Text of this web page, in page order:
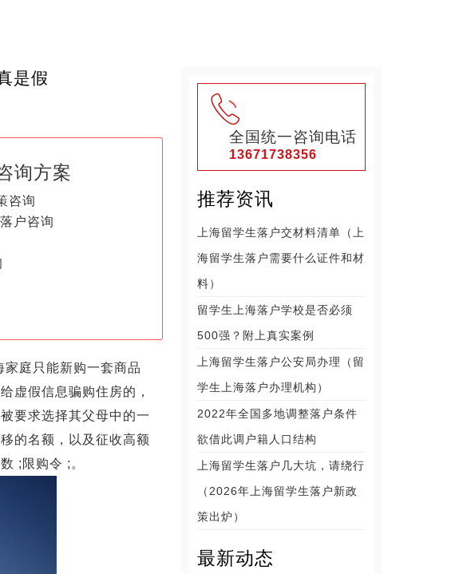
是假
询方案
咨询
户咨询
庭只能新购一套商品
虚假信息骗购住房的，
要求选择其父母中的一
的名额，以及征收高额
;限购令 ;。
全国统一咨询电话
13671738356
推荐资讯
上海留学生落户交材料清单（上
海留学生落户需要什么证件和材
料）
留学生上海落户学校是否必须
500强？附上真实案例
上海留学生落户公安局办理（留
学生上海落户办理机构）
2022年全国多地调整落户条件
欲借此调户籍人口结构
上海留学生落户几大坑，请绕行
（2026年上海留学生落户新政
策出炉）
最新动态